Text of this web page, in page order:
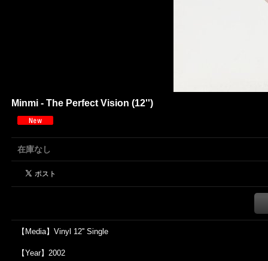
Minmi - The Perfect Vision (12'')
在庫なし
【Media】Vinyl 12'' Single
【Year】2002